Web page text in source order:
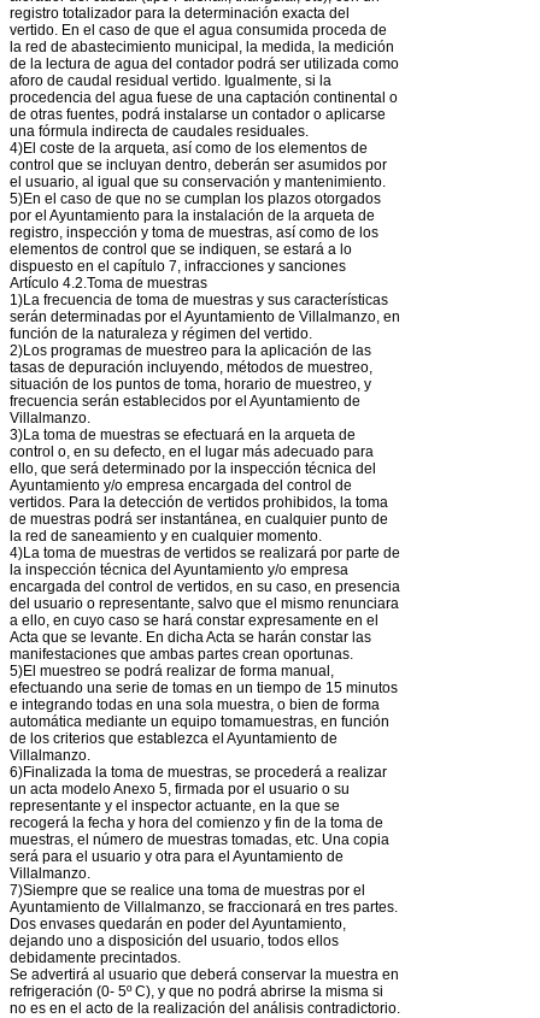
registro totalizador para la determinación exacta del
vertido. En el caso de que el agua consumida proceda de
la red de abastecimiento municipal, la medida, la medición
de la lectura de agua del contador podrá ser utilizada como
aforo de caudal residual vertido. Igualmente, si la
procedencia del agua fuese de una captación continental o
de otras fuentes, podrá instalarse un contador o aplicarse
una fórmula indirecta de caudales residuales.
4)El coste de la arqueta, así como de los elementos de
control que se incluyan dentro, deberán ser asumidos por
el usuario, al igual que su conservación y mantenimiento.
5)En el caso de que no se cumplan los plazos otorgados
por el Ayuntamiento para la instalación de la arqueta de
registro, inspección y toma de muestras, así como de los
elementos de control que se indiquen, se estará a lo
dispuesto en el capítulo 7, infracciones y sanciones
Artículo 4.2.Toma de muestras
1)La frecuencia de toma de muestras y sus características
serán determinadas por el Ayuntamiento de Villalmanzo, en
función de la naturaleza y régimen del vertido.
2)Los programas de muestreo para la aplicación de las
tasas de depuración incluyendo, métodos de muestreo,
situación de los puntos de toma, horario de muestreo, y
frecuencia serán establecidos por el Ayuntamiento de
Villalmanzo.
3)La toma de muestras se efectuará en la arqueta de
control o, en su defecto, en el lugar más adecuado para
ello, que será determinado por la inspección técnica del
Ayuntamiento y/o empresa encargada del control de
vertidos. Para la detección de vertidos prohibidos, la toma
de muestras podrá ser instantánea, en cualquier punto de
la red de saneamiento y en cualquier momento.
4)La toma de muestras de vertidos se realizará por parte de
la inspección técnica del Ayuntamiento y/o empresa
encargada del control de vertidos, en su caso, en presencia
del usuario o representante, salvo que el mismo renunciara
a ello, en cuyo caso se hará constar expresamente en el
Acta que se levante. En dicha Acta se harán constar las
manifestaciones que ambas partes crean oportunas.
5)El muestreo se podrá realizar de forma manual,
efectuando una serie de tomas en un tiempo de 15 minutos
e integrando todas en una sola muestra, o bien de forma
automática mediante un equipo tomamuestras, en función
de los criterios que establezca el Ayuntamiento de
Villalmanzo.
6)Finalizada la toma de muestras, se procederá a realizar
un acta modelo Anexo 5, firmada por el usuario o su
representante y el inspector actuante, en la que se
recogerá la fecha y hora del comienzo y fin de la toma de
muestras, el número de muestras tomadas, etc. Una copia
será para el usuario y otra para el Ayuntamiento de
Villalmanzo.
7)Siempre que se realice una toma de muestras por el
Ayuntamiento de Villalmanzo, se fraccionará en tres partes.
Dos envases quedarán en poder del Ayuntamiento,
dejando uno a disposición del usuario, todos ellos
debidamente precintados.
Se advertirá al usuario que deberá conservar la muestra en
refrigeración (0- 5º C), y que no podrá abrirse la misma si
no es en el acto de la realización del análisis contradictorio.